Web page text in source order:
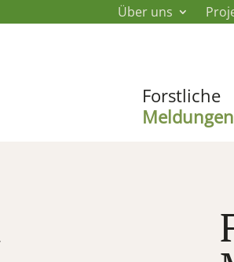
Über uns
Forstliche
Meldungen